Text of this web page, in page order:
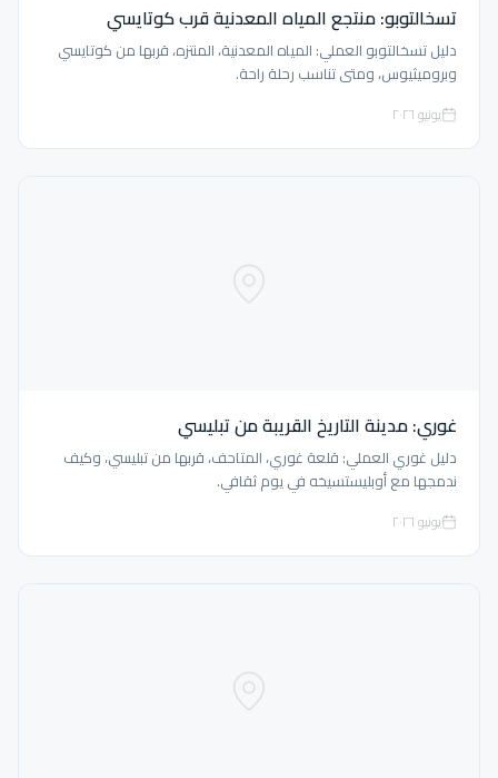
تسخالتوبو: منتجع المياه المعدنية قرب كوتايسي
دليل تسخالتوبو العملي: المياه المعدنية، المنتزه، قربها من كوتايسي
وبروميثيوس، ومتى تناسب رحلة راحة.
يونيو ٢٠٢٦
غوري: مدينة التاريخ القريبة من تبليسي
دليل غوري العملي: قلعة غوري، المتاحف، قربها من تبليسي، وكيف
ندمجها مع أوبليستسيخه في يوم ثقافي.
يونيو ٢٠٢٦